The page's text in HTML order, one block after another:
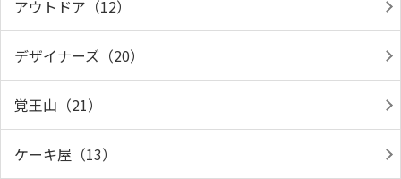
アウトドア（12）
デザイナーズ（20）
覚王山（21）
ケーキ屋（13）